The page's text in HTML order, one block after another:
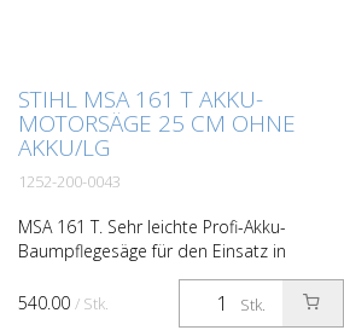
STIHL MSA 161 T AKKU-
MOTORSÄGE 25 CM OHNE
AKKU/LG
1252-200-0043
MSA 161 T. Sehr leichte Profi-Akku-
Baumpflegesäge für den Einsatz in
lärmsensiblen Bereichen. Dank der hohen
Kettengeschwindigkeit von 16 m/s und
der starken Motorleistun...
Stk.
540.00 / Stk.